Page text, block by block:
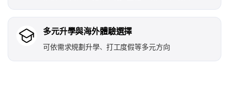
多元升學與海外體驗選擇
可依需求規劃升學、打工度假等多元方向